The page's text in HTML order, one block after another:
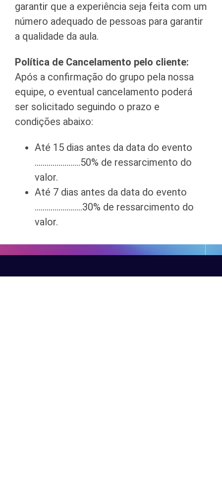
garantir que a experiência seja feita com um
número adequado de pessoas para garantir
a qualidade da aula.
Política de Cancelamento pelo cliente:
Após a confirmação do grupo pela nossa
equipe, o eventual cancelamento poderá
ser solicitado seguindo o prazo e
condições abaixo:
Até 15 dias antes da data do evento
…………………..50% de ressarcimento do
valor.
Até 7 dias antes da data do evento
……………………30% de ressarcimento do
valor.